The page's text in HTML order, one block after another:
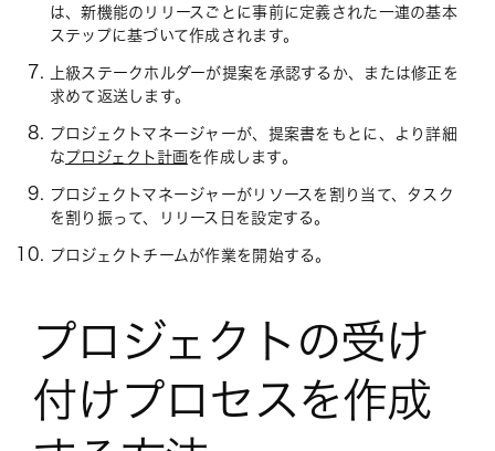
は、新機能のリリースごとに事前に定義された一連の基本
ステップに基づいて作成されます。
上級ステークホルダーが提案を承認するか、または修正を
求めて返送します。
プロジェクトマネージャーが、提案書をもとに、より詳細
な プロジェクト計画を作成します。
プロジェクトマネージャーがリソースを割り当て、タスク
を割り振って、リリース日を設定する。
プロジェクトチームが作業を開始する。
プロジェクトの受け
付けプロセスを作成